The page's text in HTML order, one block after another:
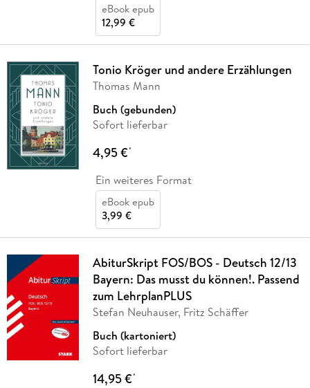
eBook epub
12,99 €
Tonio Kröger und andere Erzählungen
Thomas Mann
Buch (gebunden)
Sofort lieferbar
4,95 €*
Ein weiteres Format
eBook epub
3,99 €
AbiturSkript FOS/BOS - Deutsch 12/13
Bayern: Das musst du können!. Passend
zum LehrplanPLUS
Stefan Neuhauser, Fritz Schäffer
Buch (kartoniert)
Sofort lieferbar
14,95 €*